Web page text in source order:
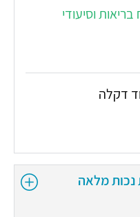
וסיעודי
דקלה
נכות מלאה